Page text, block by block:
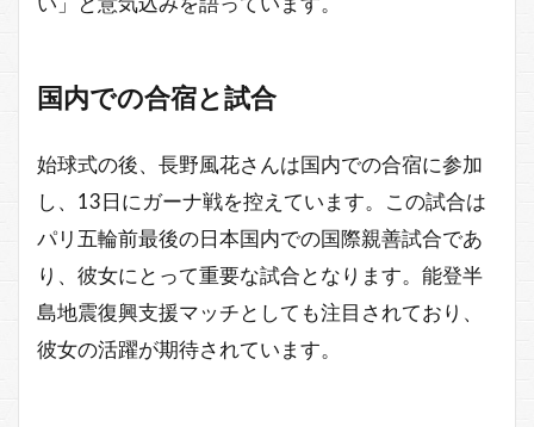
国内での合宿と試合
始球式の後、長野風花さんは国内での合宿に参加
し、13日にガーナ戦を控えています。この試合は
パリ五輪前最後の日本国内での国際親善試合であ
り、彼女にとって重要な試合となります。能登半
島地震復興支援マッチとしても注目されており、
彼女の活躍が期待されています。